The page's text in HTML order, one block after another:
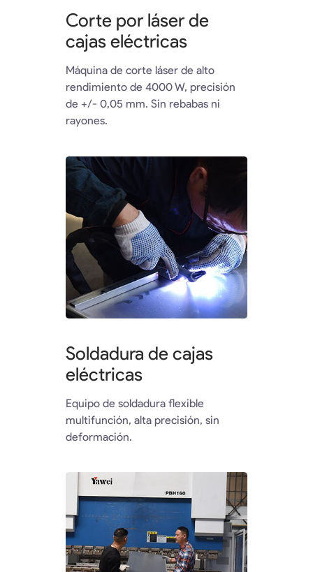
Corte por láser de
cajas eléctricas
Máquina de corte láser de alto
rendimiento de 4000 W, precisión
de +/- 0,05 mm. Sin rebabas ni
rayones.
Soldadura de cajas
eléctricas
Equipo de soldadura flexible
multifunción, alta precisión, sin
deformación.